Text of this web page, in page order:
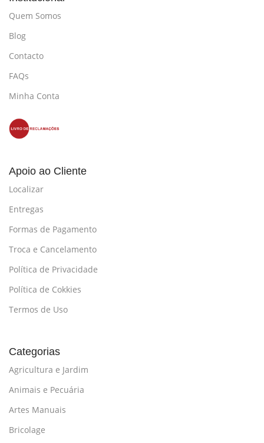
Quem Somos
Blog
Contacto
FAQs
Minha Conta
Apoio ao Cliente
Localizar
Entregas
Formas de Pagamento
Troca e Cancelamento
Política de Privacidade
Política de Cokkies
Termos de Uso
Categorias
Agricultura e Jardim
Animais e Pecuária
Artes Manuais
Bricolage